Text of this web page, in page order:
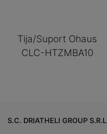
Tija/Suport Ohaus
CLC-HTZMBA10
S.C. DRIATHELI GROUP S.R.L